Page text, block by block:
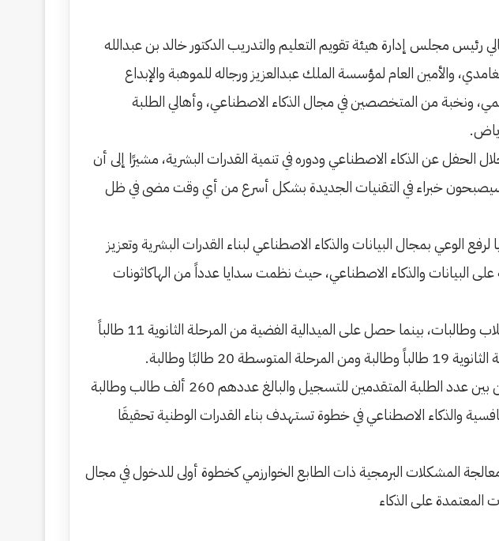
رئيس مجلس إدارة هيئة تقويم التعليم والتدريب الدكتور خالد بن عبدالله
والأمين العام لمؤسسة الملك عبدالعزيز ورجاله للموهبة والإبداع
ونخبة من المتخصصين في مجال الذكاء الاصطناعي، وأهالي الطلبة
الحفل عن الذكاء الاصطناعي ودوره في تنمية القدرات البشرية، مشيرًا إلى أن
سيصبحون خبراء في التقنيات الجديدة بشكل أسرع من أي وقت مضى في ظل
لرفع الوعي بمجال البيانات والذكاء الاصطناعي لبناء القدرات البشرية وتعزيز
البيانات والذكاء الاصطناعي، حيث نظمت سدايا عدداً من الهاكاثونات
وحقق الميدالية الذهبية من المرحلة الثانوية 5 طلاب وطالبات؛ ومن المرحلة المتوسطة 5 طلاب وطالبات، بينما حصل على الميدالية الفضية من المرحلة الثانوية 11 طالباً
يذكر أن عدد الطلبة الذين تنافسوا في هذه المرحلة من الأولمبياد 298 طالبًا وطالبة، تأهلوا من بين عدد الطلبة المتقدمين للتسجيل والبالغ عددهم 260 ألف طالب وطالبة
والذكاء الاصطناعي في خطوة تستهدف بناء القدرات الوطنية تحقيقَا
المشكلات البرمجية ذات الطابع الخوارزمي كخطوة أولى للدخول في مجال
المعتمدة على الذكاء